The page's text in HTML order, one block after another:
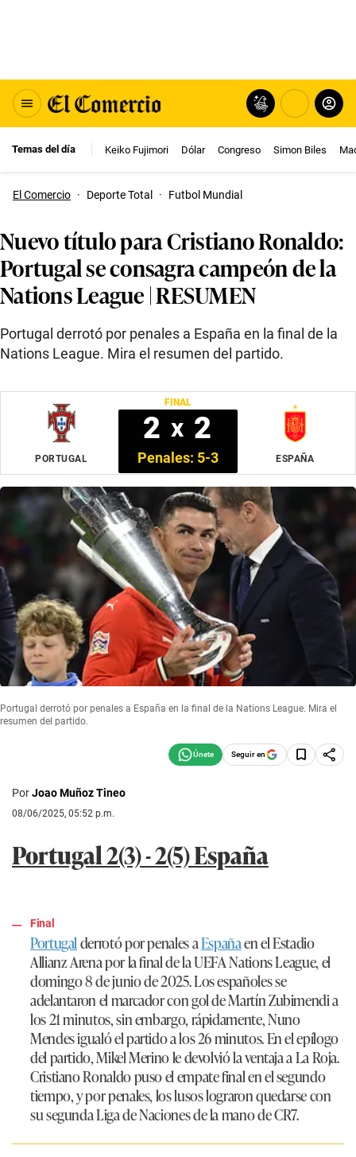
Temas del día Keiko Fujimori Dólar Congreso Simon Biles
El Comercio · Deporte Total · Futbol Mundial
Nuevo título para Cristiano Ronaldo:
Portugal se consagra campeón de la
Nations League | RESUMEN
Portugal derrotó por penales a España en la final de la
Nations League. Mira el resumen del partido.
FINAL
PORTUGAL
2 x 2
Penales: 5-3 ESPAÑA
Portugal derrotó por penales a España en la final de la Nations League. Mira el
resumen del partido.
Seguir en
PorJoao Muñoz Tineo
08/06/2025, 05:52 p.m.
Portugal 2(3) - 2(5) España
Final
Portugalderrotó por penales aEspañaen el Estadio
Allianz Arena por la final de la UEFA Nations League, el
domingo 8 de junio de 2025. Los españoles se
adelantaron el marcador con gol de Martín Zubimendi a
los 21 minutos, sin embargo, rápidamente, Nuno
Mendes igualó el partido a los 26 minutos. En el epílogo
del partido, Mikel Merino le devolvió la ventaja a La Roja.
Cristiano Ronaldo puso el empate final en el segundo
tiempo, y por penales, los lusos lograron quedarse con
su segunda Liga de Naciones de la mano de CR7.